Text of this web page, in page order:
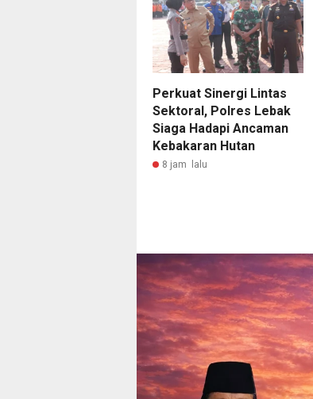
Perkuat Sinergi Lintas
Sektoral, Polres Lebak
Siaga Hadapi Ancaman
Kebakaran Hutan
8 jam lalu